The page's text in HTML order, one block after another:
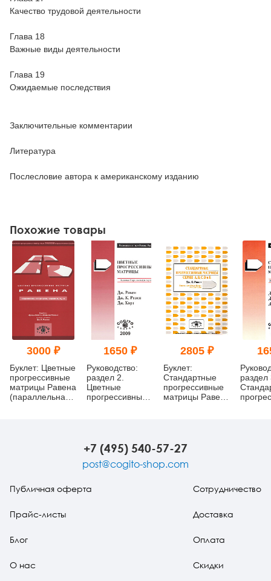
Качество трудовой деятельности
Глава 18
Важные виды деятельности
Глава 19
Ожидаемые последствия
Заключительные комментарии
Литература
Послесловие автора к американскому изданию
Похожие товары
3000 ₽
Буклет: Цветные
прогрессивные
матрицы Равена
(параллельная
1650 ₽
Руководство:
раздел 2.
Цветные
прогрессивные
2805 ₽
Буклет:
Стандартные
прогрессивные
матрицы Равена
раздел
+7 (495) 540-57-27
post@cogito-shop.com
Публичная оферта
Прайс-листы
Блог
О нас
Сотрудничество
Доставка
Оплата
Скидки